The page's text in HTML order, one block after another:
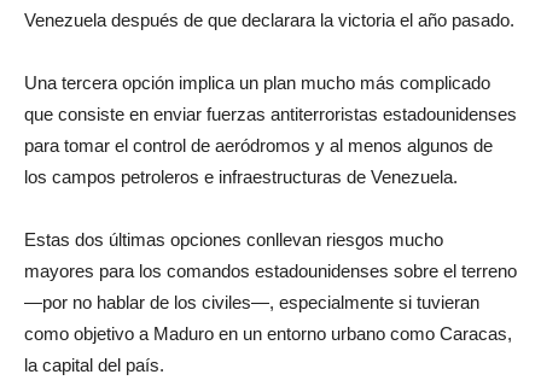
Venezuela después de que declarara la victoria el año pasado.
Una tercera opción implica un plan mucho más complicado
que consiste en enviar fuerzas antiterroristas estadounidenses
para tomar el control de aeródromos y al menos algunos de
los campos petroleros e infraestructuras de Venezuela.
Estas dos últimas opciones conllevan riesgos mucho
mayores para los comandos estadounidenses sobre el terreno
—por no hablar de los civiles—, especialmente si tuvieran
como objetivo a Maduro en un entorno urbano como Caracas,
la capital del país.